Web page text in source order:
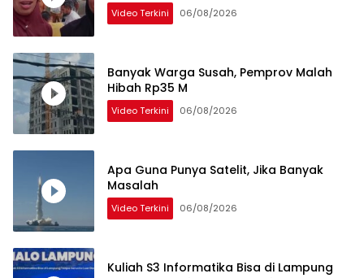
Video Terkini 06/08/2026
Banyak Warga Susah, Pemprov Malah
Hibah Rp35 M
Video Terkini 06/08/2026
Apa Guna Punya Satelit, Jika Banyak
Masalah
Video Terkini 06/08/2026
Kuliah S3 Informatika Bisa di Lampung